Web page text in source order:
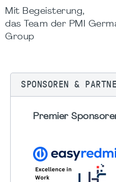
Mit Begeisterung,
das Team der PMI
Group
SPONSOREN &
Premier